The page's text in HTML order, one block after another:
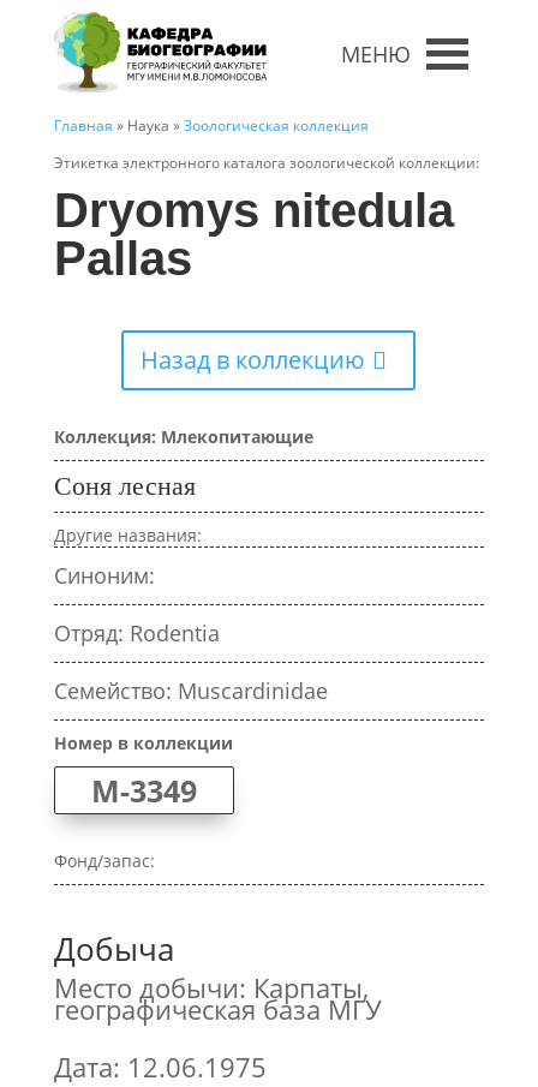
МЕНЮ
Главная » Наука »Зоологическая коллекция
Этикетка электронного каталога зоологической коллекции:
Dryomys nitedula
Pallas
Назад в коллекцию
Коллекция: Млекопитающие
Соня лесная
Другие названия:
Синоним:
Отряд: Rodentia
Семейство: Muscardinidae
Номер в коллекции
M-3349
Фонд/запас:
Добыча
Место добычи: Карпаты,
географическая база МГУ
Дата: 12.06.1975